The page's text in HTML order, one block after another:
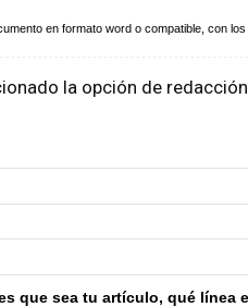
en formato word o compatible, con
la opción de
que sea tu artículo, qué línea